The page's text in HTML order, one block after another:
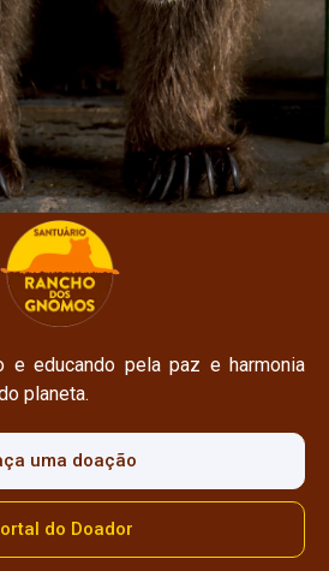
e educando pela paz e harmonia
planeta.
uma doação
do Doador